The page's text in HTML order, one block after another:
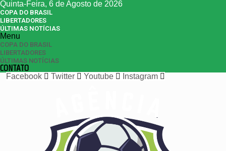
Quinta-Feira, 6 de Agosto de 2026
COPA DO BRASIL
LIBERTADORES
ÚLTIMAS NOTÍCIAS
Menu
COPA DO BRASIL
LIBERTADORES
ÚLTIMAS NOTÍCIAS
CONTATO
Facebook
Twitter Youtube Instagram